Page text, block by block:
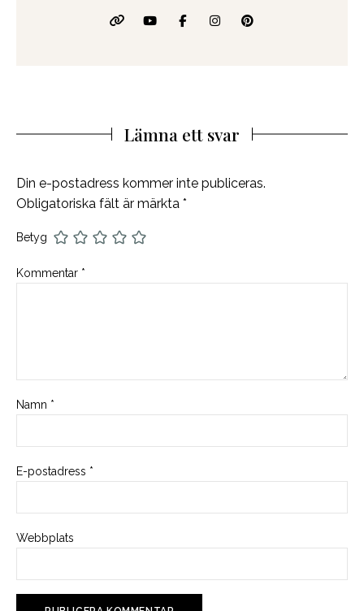
Lämna ett svar
Din e-postadress kommer inte publiceras.
Obligatoriska fält är märkta *
Betyg
Kommentar *
Namn *
E-postadress *
Webbplats